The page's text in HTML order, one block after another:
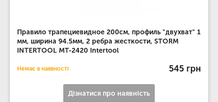
Правило трапециевидное 200см, профиль "двухват" 1
мм, ширина 94.5мм, 2 ребра жесткости, STORM
INTERTOOL MT-2420 Intertool
Немає в наявності 545 грн
Дізнатися про наявність